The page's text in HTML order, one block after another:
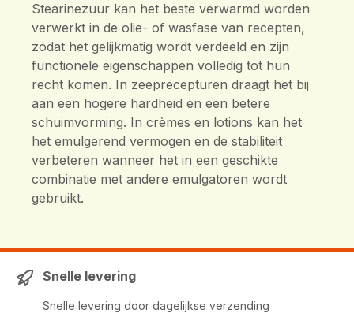
Stearinezuur kan het beste verwarmd worden
verwerkt in de olie- of wasfase van recepten,
zodat het gelijkmatig wordt verdeeld en zijn
functionele eigenschappen volledig tot hun
recht komen. In zeeprecepturen draagt het bij
aan een hogere hardheid en een betere
schuimvorming. In crèmes en lotions kan het
het emulgerend vermogen en de stabiliteit
verbeteren wanneer het in een geschikte
combinatie met andere emulgatoren wordt
gebruikt.
Snelle levering
Snelle levering door dagelijkse verzending